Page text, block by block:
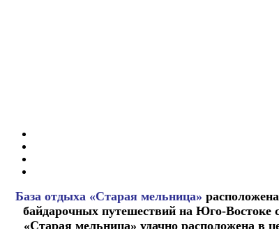
База отдыха «Старая мельница»
байдарочных путешествий на Юго-Востоке
«Старая мельница» удачно расположена в